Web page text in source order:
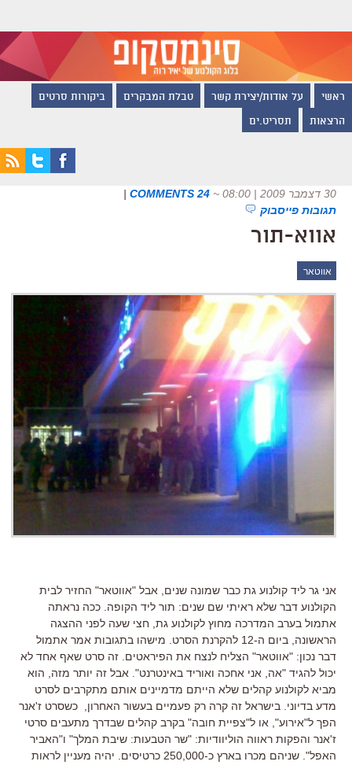
ראשי על אודות/יצירת קשר טבלת המבקרים ביקורות סרטים
הרצאות תסריט.ים
30 דצמבר 2009 | 08:00 ~
24 COMMENTS
|
תגובות פייסבוק
אווא-תור
אווטאר
אני גר ליד קולנוע גת כבר שמונה שנים, אבל "אווטאר" החזיר לבית
הקולנוע דבר שלא ראיתי שם שנים: תור ליד הקופה. ככה נראתה
אתמול בערב המדרכה מחוץ לקולנוע גת, חצי שעה לפני ההצגה
הראשונה, ביום ה-12 להקרנת הסרט. מישהו בתגובות אמר אתמול
דבר נכון: "אווטאר" הצליח לנצח את הפיראטים. זה סרט שאף אחד לא
יכול להגיד "אה, אני אחכה ואוריד באינטרנט". אבל זה יותר מזה, הוא
מביא לקולנוע קהלים שלא הייתם מדמיינים אותם מתקרבים לסרט
מדע בדיוני. בישראל זה קרה רק פעמיים בעשור האחרון, כשסרט ז'אנר
הפך ל"אירוע", או ל"צפיית חובה" בקרב קהלים שבדרך מתעבים סרטי
ז'אנר והפקות ראווה הוליוודיות: "שר הטבעות: שיבת המלך" ו"האביר
האפל". שניהם מכרו בארץ כ-250,000 כרטיסים. יהיה מעניין לראות